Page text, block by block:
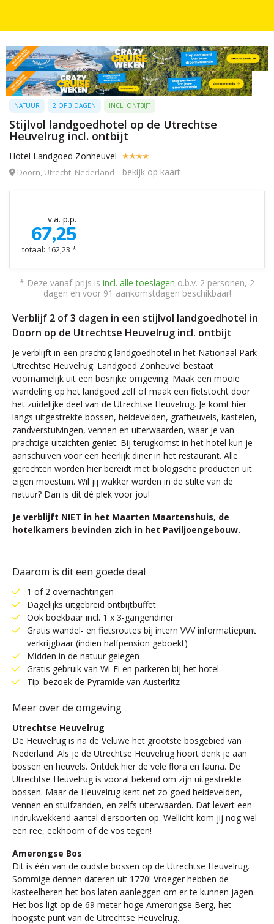
NATUUR 2 OF 3 DAGEN INCL. ONTBIJT
Stijlvol landgoedhotel op de Utrechtse
Heuvelrug incl. ontbijt
Hotel Landgoed Zonheuvel
Doorn, Utrecht, Nederland bekijk op kaart
v.a. p.p.
67,25
totaal: 162,23 *
* Deze vanaf-prijs is incl. alle toeslagen o.b.v. 2 personen, 2
dagen en voor 91 aankomstdagen beschikbaar!
Verblijf 2 of 3 dagen in een stijlvol landgoedhotel in
Doorn op de Utrechtse Heuvelrug incl. ontbijt
Je verblijft in een prachtig landgoedhotel in het Nationaal Park
Utrechtse Heuvelrug. Landgoed Zonheuvel bestaat
voornamelijk uit een bosrijke omgeving. Maak een mooie
wandeling op het landgoed zelf of maak een fietstocht door
het zuidelijke deel van de Utrechtse Heuvelrug. Je komt hier
langs uitgestrekte bossen, heidevelden, grafheuvels, kastelen,
zandverstuivingen, vennen en uiterwaarden, waar je van
prachtige uitzichten geniet. Bij terugkomst in het hotel kun je
aanschuiven voor een heerlijk diner in het restaurant. Alle
gerechten worden hier bereidt met biologische producten uit
eigen moestuin. Wil jij wakker worden in de stilte van de
natuur? Dan is dit dé plek voor jou!
Je verblijft NIET in het Maarten Maartenshuis, de
hotelkamers bevinden zich in het Paviljoengebouw.
Daarom is dit een goede deal
1 of 2 overnachtingen
Dagelijks uitgebreid ontbijtbuffet
Ook boekbaar incl. 1 x 3-gangendiner
Gratis wandel- en fietsroutes bij intern VVV informatiepunt
verkrijgbaar (indien halfpension geboekt)
Midden in de natuur gelegen
Gratis gebruik van Wi-Fi en parkeren bij het hotel
Tip: bezoek de Pyramide van Austerlitz
Meer over de omgeving
Utrechtse Heuvelrug
De Heuvelrug is na de Veluwe het grootste bosgebied van
Nederland. Als je de Utrechtse Heuvelrug hoort denk je aan
bossen en heuvels. Ontdek hier de vele flora en fauna. De
Utrechtse Heuvelrug is vooral bekend om zijn uitgestrekte
bossen. Maar de Heuvelrug kent net zo goed heidevelden,
vennen en stuifzanden, en zelfs uiterwaarden. Dat levert een
indrukwekkend aantal diersoorten op. Wellicht kom jij nog wel
een ree, eekhoorn of de vos tegen!
Amerongse Bos
Dit is één van de oudste bossen op de Utrechtse Heuvelrug.
Sommige dennen dateren uit 1770! Vroeger hebben de
kasteelheren het bos laten aanleggen om er te kunnen jagen.
Het bos ligt op de 69 meter hoge Amerongse Berg, het
hoogste punt van de Utrechtse Heuvelrug.